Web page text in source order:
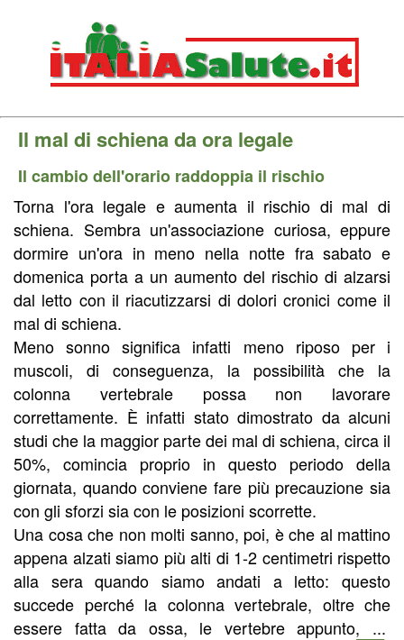
Il mal di schiena da ora legale
Il cambio dell'orario raddoppia il rischio
Torna l'ora legale e aumenta il rischio di mal di
schiena. Sembra un'associazione curiosa, eppure
dormire un'ora in meno nella notte fra sabato e
domenica porta a un aumento del rischio di alzarsi
dal letto con il riacutizzarsi di dolori cronici come il
mal di schiena.
Meno sonno significa infatti meno riposo per i
muscoli, di conseguenza, la possibilità che la
colonna vertebrale possa non lavorare
correttamente. È infatti stato dimostrato da alcuni
studi che la maggior parte dei mal di schiena, circa il
50%, comincia proprio in questo periodo della
giornata, quando conviene fare più precauzione sia
con gli sforzi sia con le posizioni scorrette.
Una cosa che non molti sanno, poi, è che al mattino
appena alzati siamo più alti di 1-2 centimetri rispetto
alla sera quando siamo andati a letto: questo
succede perché la colonna vertebrale, oltre che
essere fatta da ossa, le vertebre appunto, ...